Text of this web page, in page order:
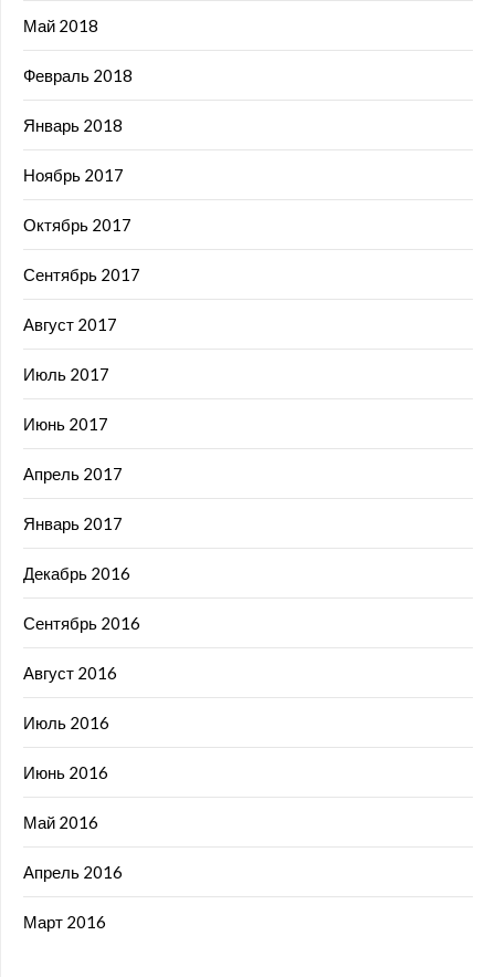
Май 2018
Февраль 2018
Январь 2018
Ноябрь 2017
Октябрь 2017
Сентябрь 2017
Август 2017
Июль 2017
Июнь 2017
Апрель 2017
Январь 2017
Декабрь 2016
Сентябрь 2016
Август 2016
Июль 2016
Июнь 2016
Май 2016
Апрель 2016
Март 2016